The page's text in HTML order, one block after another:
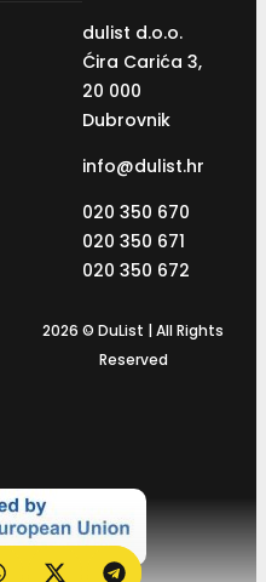
dulist d.o.o.
Ćira Carića 3,
20 000
Dubrovnik
info@dulist.hr
020 350 670
020 350 671
020 350 672
2026 © DuList | All Rights
Reserved